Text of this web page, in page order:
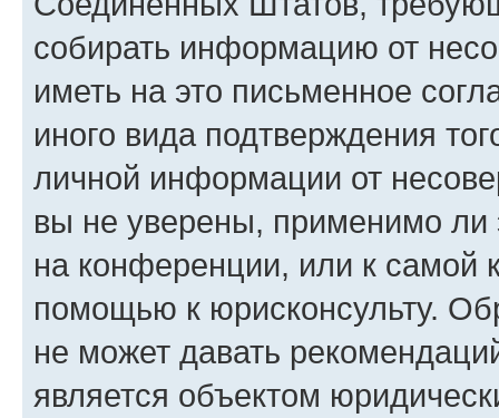
собирать информацию от
иметь на это письменное
иного вида подтверждения
личной информации от
вы не уверены, применимо ли
на конференции, или к самой
помощью к юрисконсульту.
не может давать
является объектом